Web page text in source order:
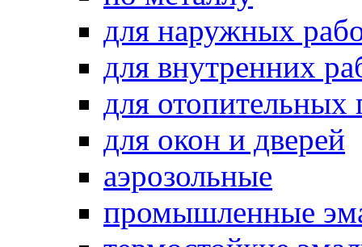
для наружных
для внутренних
для отопительных
для окон и дверей
аэрозольные
промышленные